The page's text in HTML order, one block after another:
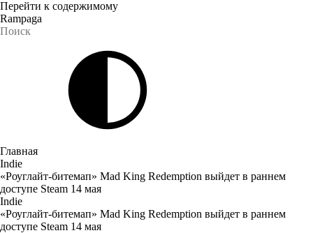
Перейти к содержимому
Rampaga
Главная
Indie
«Роуглайт-битемап» Mad King Redemption выйдет в раннем
доступе Steam 14 мая
Indie
«Роуглайт-битемап» Mad King Redemption выйдет в раннем
доступе Steam 14 мая